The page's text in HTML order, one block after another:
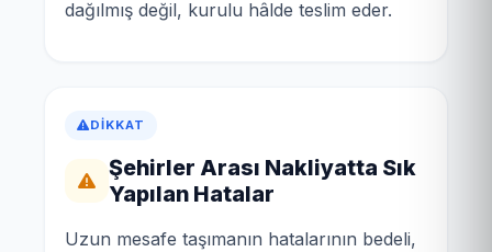
dağılmış değil, kurulu hâlde teslim eder.
DIKKAT
Şehirler Arası Nakliyatta Sık
Yapılan Hatalar
Uzun mesafe taşımanın hatalarının bedeli,